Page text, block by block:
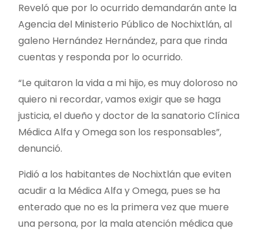
Reveló que por lo ocurrido demandarán ante la
Agencia del Ministerio Público de Nochixtlán, al
galeno Hernández Hernández, para que rinda
cuentas y responda por lo ocurrido.
“Le quitaron la vida a mi hijo, es muy doloroso no
quiero ni recordar, vamos exigir que se haga
justicia, el dueño y doctor de la sanatorio Clínica
Médica Alfa y Omega son los responsables”,
denunció.
Pidió a los habitantes de Nochixtlán que eviten
acudir a la Médica Alfa y Omega, pues se ha
enterado que no es la primera vez que muere
una persona, por la mala atención médica que